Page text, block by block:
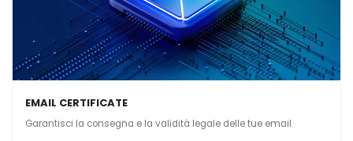
EMAIL CERTIFICATE
Garantisci la consegna e la validità legale delle tue email.